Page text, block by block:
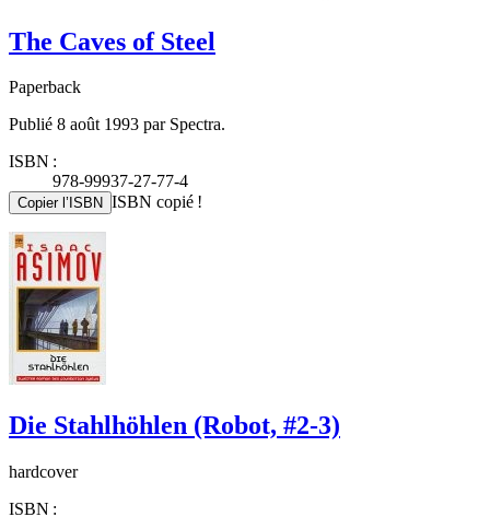
The Caves of Steel
Paperback
Publié 8 août 1993 par Spectra.
ISBN :
978-99937-27-77-4
Copier l’ISBN ISBN copié !
Die Stahlhöhlen (Robot, #2-3)
hardcover
ISBN :